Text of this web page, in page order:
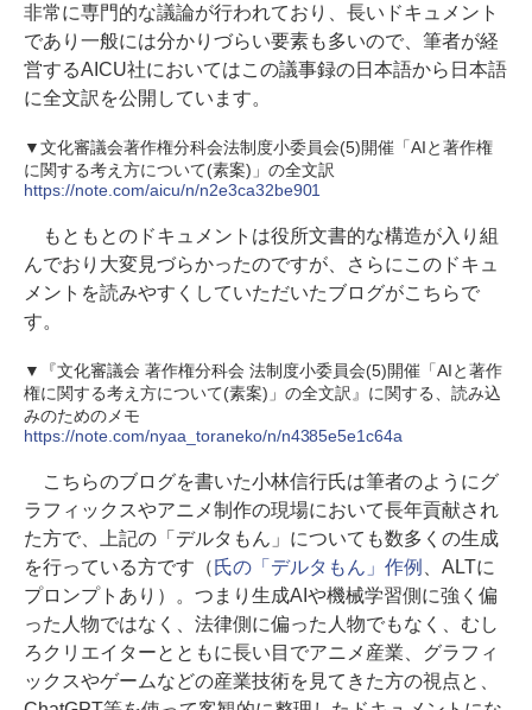
非常に専門的な議論が行われており、長いドキュメント
であり一般には分かりづらい要素も多いので、筆者が経
営するAICU社においてはこの議事録の日本語から日本語
に全文訳を公開しています。
▼文化審議会著作権分科会法制度小委員会(5)開催「AIと著作権
に関する考え方について(素案)」の全文訳
https://note.com/aicu/n/n2e3ca32be901
もともとのドキュメントは役所文書的な構造が入り組
んでおり大変見づらかったのですが、さらにこのドキュ
メントを読みやすくしていただいたブログがこちらで
す。
▼『文化審議会 著作権分科会 法制度小委員会(5)開催「AIと著作
権に関する考え方について(素案)」の全文訳』に関する、読み込
みのためのメモ
https://note.com/nyaa_toraneko/n/n4385e5e1c64a
こちらのブログを書いた小林信行氏は筆者のようにグ
ラフィックスやアニメ制作の現場において長年貢献され
た方で、上記の「デルタもん」についても数多くの生成
を行っている方です（ 氏の「デルタもん」作例
、ALTに
プロンプトあり）。つまり生成AIや機械学習側に強く偏
った人物ではなく、法律側に偏った人物でもなく、むし
ろクリエイターとともに長い目でアニメ産業、グラフィ
ックスやゲームなどの産業技術を見てきた方の視点と、